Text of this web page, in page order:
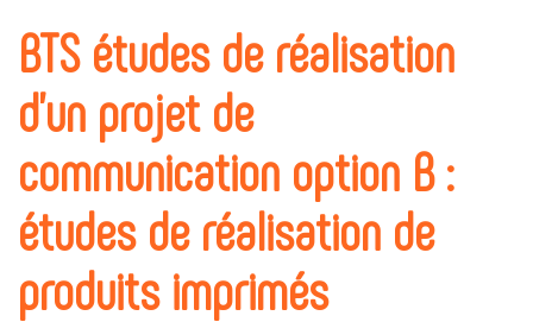
BTS études de réalisation
d'un projet de
communication option B :
études de réalisation de
produits imprimés